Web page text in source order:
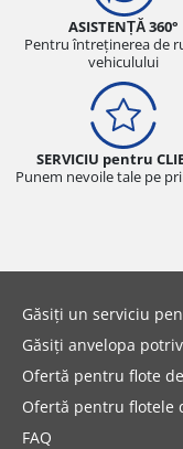
ASISTENȚĂ 360°
Pentru întreținerea de
vehiculului
SERVICIU pentru
Punem nevoile tale pe
Găsiți un serviciu
Găsiți anvelopa
Ofertă pentru flote
Ofertă pentru flotele
FAQ